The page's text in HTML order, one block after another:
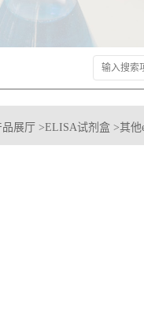
品展厅 >ELISA试剂盒 >其他